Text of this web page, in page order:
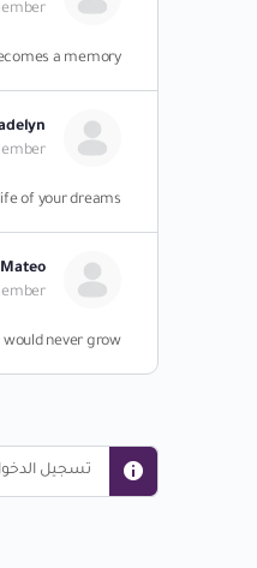
a memory.
of your dreams.
Mateo
never grow.
تسجيل